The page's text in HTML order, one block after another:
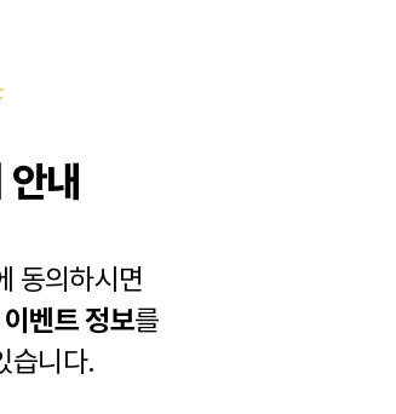
내
동의하시면
이벤트 정보를
습니다.